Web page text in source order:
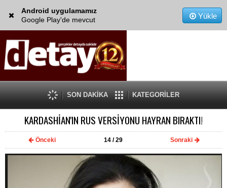
Android uygulamamız
Google Play'de mevcut
Yükle
SON DAKİKA KATEGORİLER
KARDASHİAN'IN RUS VERSİYONU HAYRAN BIRAKTI!
Önceki 14 / 29 Sonraki